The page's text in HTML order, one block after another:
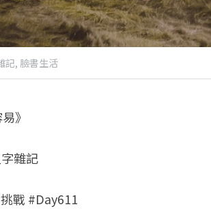
記, 臉書生活
》
雜記
戰 #Day611